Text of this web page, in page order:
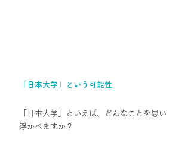
「日本大学」という可能性
「日本大学」といえば、どんなことを思い
浮かべますか？